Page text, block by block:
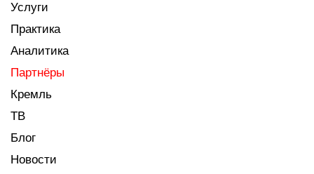
Услуги
Практика
Аналитика
Партнёры
Кремль
ТВ
Блог
Новости